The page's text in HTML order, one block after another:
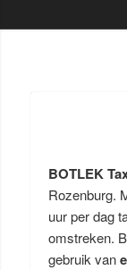
BOTLEK
Rozenburg.
uur per dag
omstreken.
gebruik van